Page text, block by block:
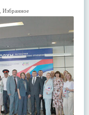
Избранное